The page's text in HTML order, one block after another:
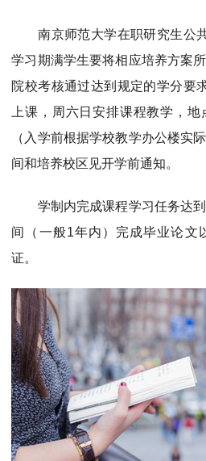
考试真题
报考经验 招生简章
南京师范大学在职研究生公共
学习期满学生要将相应培养方案
院校考核通过达到规定的学分要
上课，周六日安排课程教学，
（入学前根据学校教学办公楼实
间和培养校区见开学前通知。
学制内完成课程学习任务达到
间（一般1年内）完成毕业论文
证。